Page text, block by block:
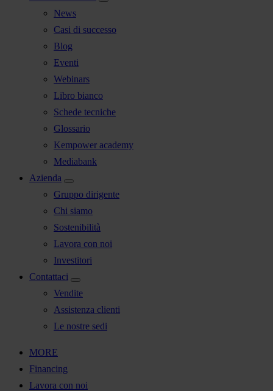
News
Casi di successo
Blog
Eventi
Webinars
Libro bianco
Schede tecniche
Glossario
Kempower academy
Mediabank
Azienda
Gruppo dirigente
Chi siamo
Sostenibilità
Lavora con noi
Investitori
Contattaci
Vendite
Assistenza clienti
Le nostre sedi
MORE
Financing
Lavora con noi